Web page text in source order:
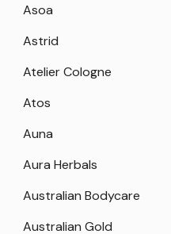
Asoa
Astrid
Atelier Cologne
Atos
Auna
Aura Herbals
Australian Bodycare
Australian Gold